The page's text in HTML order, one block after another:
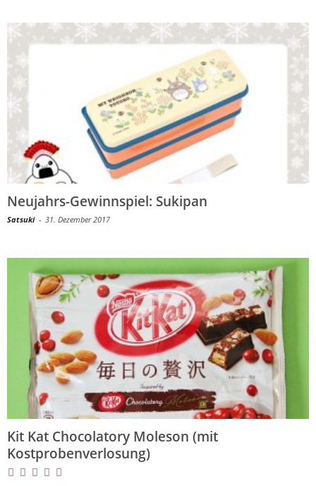
Neujahrs-Gewinnspiel: Sukipan
Satsuki - 31. Dezember 2017
Kit Kat Chocolatory Moleson (mit
Kostprobenverlosung)